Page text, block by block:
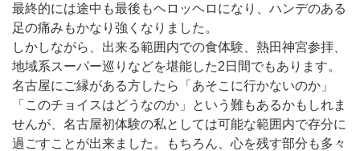
最終的には途中も最後もヘロッヘロになり、ハンデのある
足の痛みもかなり強くなりました。
しかしながら、出来る範囲内での食体験、熱田神宮参拝、
地域系スーパー巡りなどを堪能した2日間でもあります。
名古屋にご縁がある方したら「あそこに行かないのか」
「このチョイスはどうなのか」という難もあるかもしれま
せんが、名古屋初体験の私としては可能な範囲内で存分に
過ごすことが出来ました。もちろん、心を残す部分も多々